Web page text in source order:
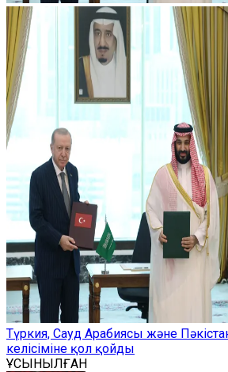
Түркия, Сауд Арабиясы және
келісіміне қол қойды
ҰСЫНЫЛҒАН